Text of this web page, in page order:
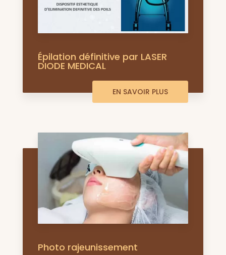
Épilation définitive par LASER
DIODE MEDICAL
EN SAVOIR PLUS
Photo rajeunissement